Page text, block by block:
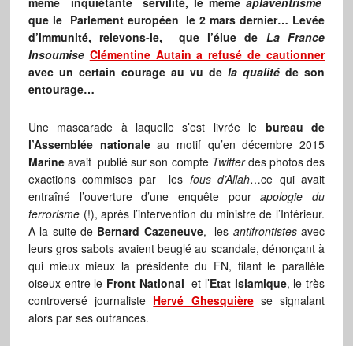
que le Parlement européen le 2 mars dernier… Levée
d’immunité, relevons-le, que l’élue de La France
Insoumise Clémentine Autain a refusé de cautionner
avec un certain courage au vu dela qualité de son
entourage…
Une mascarade à laquelle s’est livrée le bureau de
l’Assemblée nationaleau motif qu’en décembre 2015
Marineavait publié sur son compte Twitterdes photos des
exactions commises par les fous d’Allah…ce qui avait
entraîné l’ouverture d’une enquête pourapologie du
terrorisme (!), après l’intervention du ministre de l’Intérieur.
A la suite de Bernard Cazeneuve, les antifrontistesavec
leurs gros sabots avaient beuglé au scandale, dénonçant à
qui mieux mieux la présidente du FN, filant le parallèle
oiseux entre le Front National et l’Etat islamique, le très
controversé journaliste Hervé Ghesquièrese signalant
alors par ses outrances.